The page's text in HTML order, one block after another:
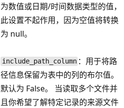
为数值或日期/时间数据类型的值，
此设置不起作用，因为空值将转换
为 null。
include_path_column ：用于将路
径信息保留为表中的列的布尔值。
默认为 False。 当读取多个文件并
且你希望了解特定记录的来源文件